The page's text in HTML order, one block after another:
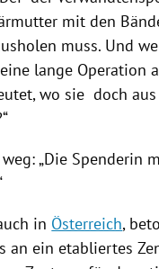
mit den
muss. Und
lange Operation
wo sie doch
„Die Spenderin
in Österreich,
an ein etabliertes